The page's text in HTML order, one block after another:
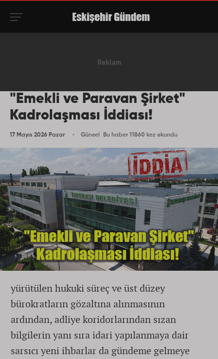
"Emekli ve Paravan Şirket"
Kadrolaşması İddiası!
17 Mayıs 2026 Pazar Güncel Bu haber 11860 kez okundu
yürütülen hukuki süreç ve üst düzey
bürokratların gözaltına alınmasının
ardından, adliye koridorlarından sızan
bilgilerin yanı sıra idari yapılanmaya dair
sarsıcı yeni ihbarlar da gündeme gelmeye